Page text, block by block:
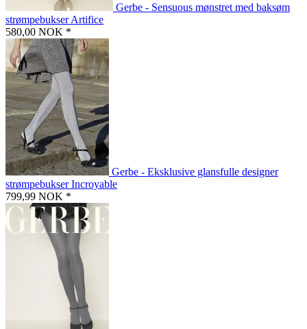
Gerbe - Sensuous mønstret med baksøm
strømpebukser Artifice
580,00 NOK *
Gerbe - Eksklusive glansfulle designer
strømpebukser Incroyable
799,99 NOK *